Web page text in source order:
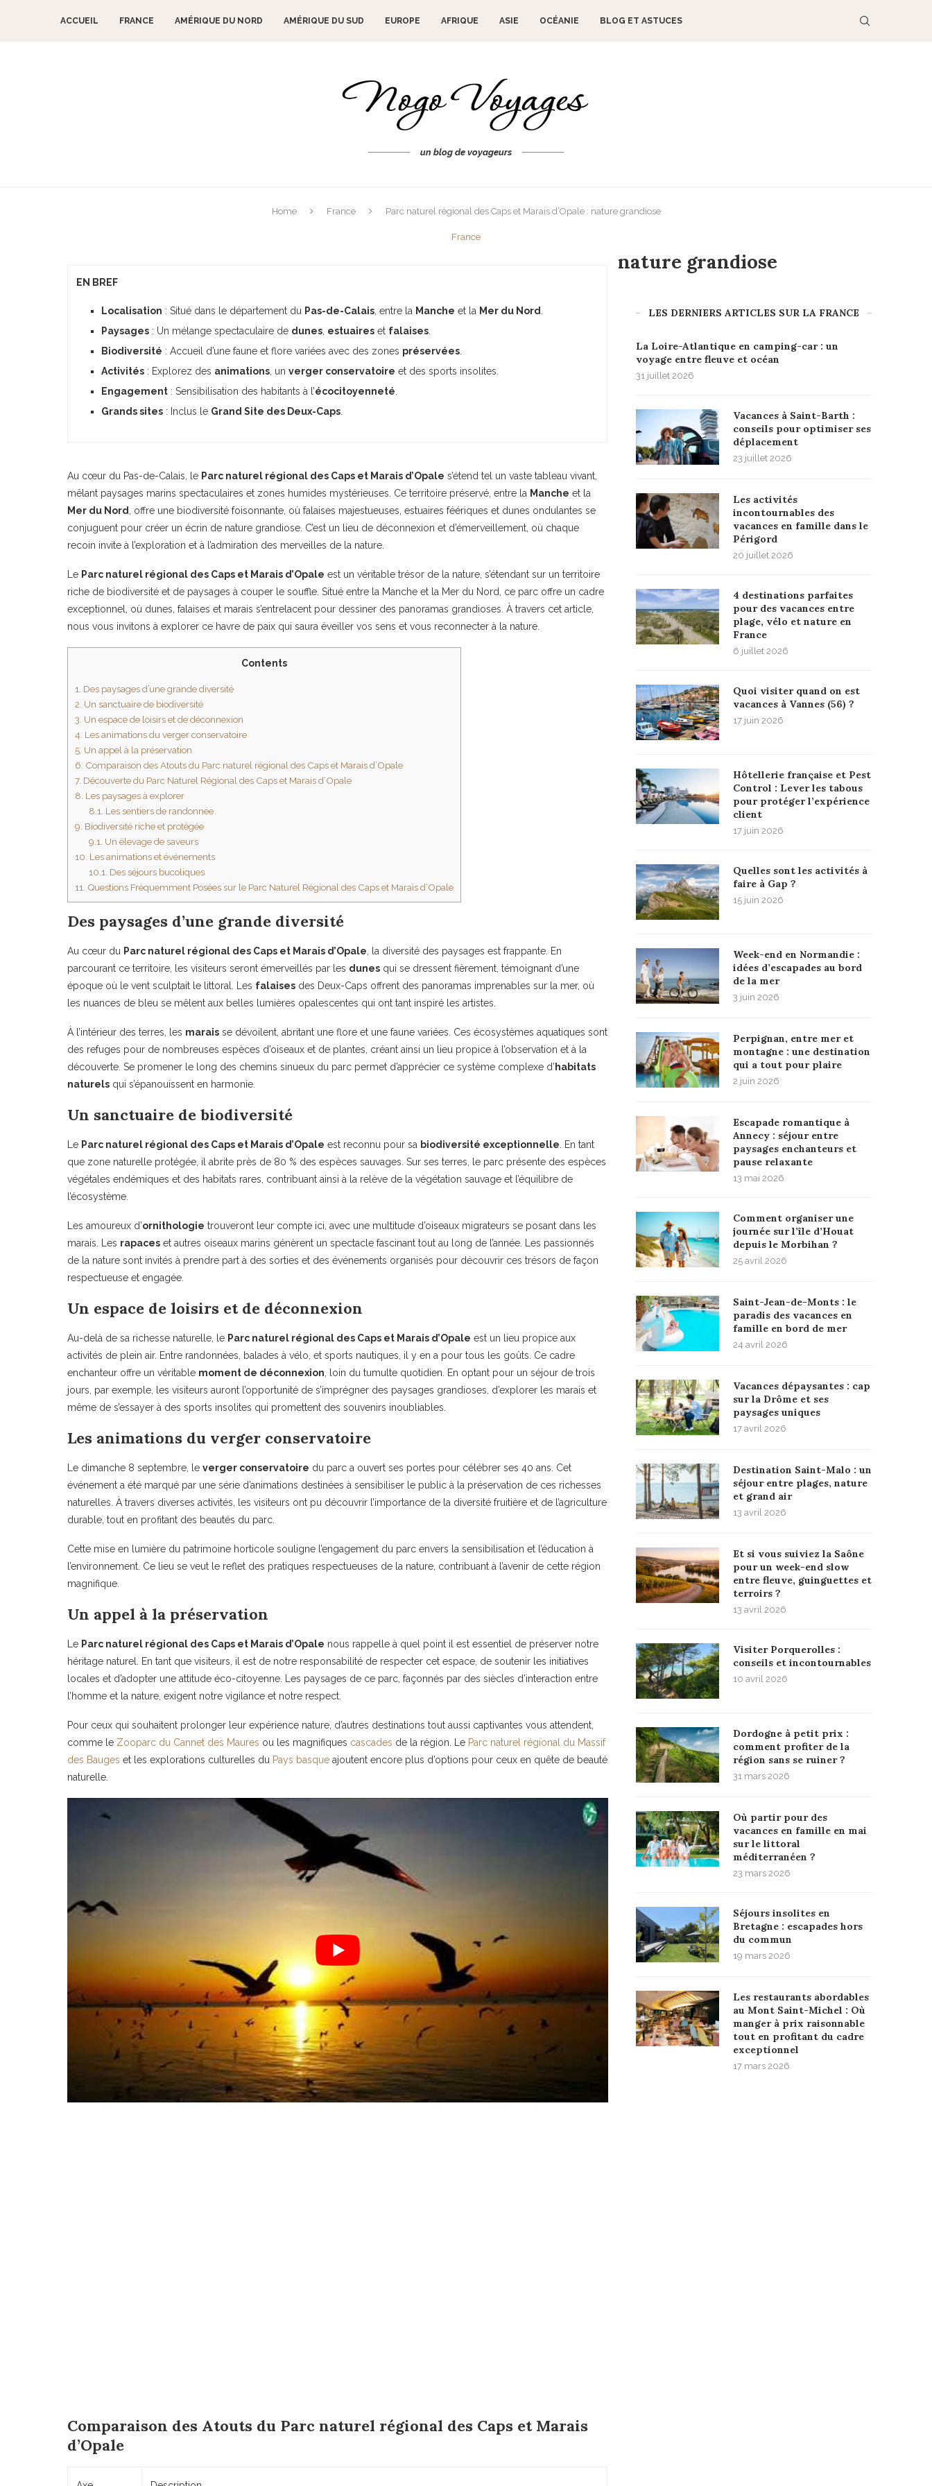
ACCUEIL FRANCE AMÉRIQUE DU NORD AMÉRIQUE DU SUD EUROPE AFRIQUE ASIE OCÉANIE BLOG ET ASTUCES
un blog de voyageurs
Home France Parc naturel régional des Caps et Marais d’Opale : nature grandiose
France
Parc naturel régional des Caps et Marais d’Opale : nature grandiose
EN BREF
Localisation : Situé dans le département du Pas-de-Calais , entre la Manche et la Mer du Nord
Paysages : Un mélange spectaculaire de dunes estuaires et falaises
Biodiversité : Accueil d’une faune et flore variées avec des zones préservées
Activités : Explorez des animations , un verger conservatoire et des sports insolites.
Engagement : Sensibilisation des habitants à l’écocitoyenneté
Grands sites : Inclus le Grand Site des Deux-Caps
Au cœur du Pas-de-Calais, le Parc naturel régional des Caps et Marais d’Opale s’étend tel un vaste tableau vivant,
mêlant paysages marins spectaculaires et zones humides mystérieuses. Ce territoire préservé, entre la Manche et la
Mer du Nord
, offre une biodiversité foisonnante, où falaises majestueuses, estuaires féériques et dunes ondulantes se
conjuguent pour créer un écrin de nature grandiose. C’est un lieu de déconnexion et d’émerveillement, où chaque
recoin invite à l’exploration et à l’admiration des merveilles de la nature.
Le Parc naturel régional des Caps et Marais d’Opale est un véritable trésor de la nature, s’étendant sur un territoire
riche de biodiversité et de paysages à couper le souffle. Situé entre la Manche et la Mer du Nord, ce parc offre un cadre
exceptionnel, où dunes, falaises et marais s’entrelacent pour dessiner des panoramas grandioses. À travers cet article,
nous vous invitons à explorer ce havre de paix qui saura éveiller vos sens et vous reconnecter à la nature.
Contents
1. Des paysages d’une grande diversité
2. Un sanctuaire de biodiversité
3. Un espace de loisirs et de déconnexion
4. Les animations du verger conservatoire
5. Un appel à la préservation
6. Comparaison des Atouts du Parc naturel régional des Caps et Marais d’Opale
7. Découverte du Parc Naturel Régional des Caps et Marais d’Opale
8. Les paysages à explorer
8.1. Les sentiers de randonnée
9. Biodiversité riche et protégée
9.1. Un élevage de saveurs
10. Les animations et événements
10.1. Des séjours bucoliques
11. Questions Fréquemment Posées sur le Parc Naturel Régional des Caps et Marais d’Opale
Des paysages d’une grande diversité
Au cœur du Parc naturel régional des Caps et Marais d’Opale , la diversité des paysages est frappante. En
parcourant ce territoire, les visiteurs seront émerveillés par les dunes qui se dressent fièrement, témoignant d’une
époque où le vent sculptait le littoral. Les falaises des Deux-Caps offrent des panoramas imprenables sur la mer, où
les nuances de bleu se mêlent aux belles lumières opalescentes qui ont tant inspiré les artistes.
À l’intérieur des terres, les marais se dévoilent, abritant une flore et une faune variées. Ces écosystèmes aquatiques sont
des refuges pour de nombreuses espèces d’oiseaux et de plantes, créant ainsi un lieu propice à l’observation et à la
découverte. Se promener le long des chemins sinueux du parc permet d’apprécier ce système complexe d’ habitats
naturels qui s’épanouissent en harmonie.
Un sanctuaire de biodiversité
Le Parc naturel régional des Caps et Marais d’Opale est reconnu pour sa biodiversité exceptionnelle . En tant
que zone naturelle protégée, il abrite près de 80 % des espèces sauvages. Sur ses terres, le parc présente des espèces
végétales endémiques et des habitats rares, contribuant ainsi à la relève de la végétation sauvage et l’équilibre de
l’écosystème.
Les amoureux d’ornithologie trouveront leur compte ici, avec une multitude d’oiseaux migrateurs se posant dans les
marais. Les rapaces et autres oiseaux marins génèrent un spectacle fascinant tout au long de l’année. Les passionnés
de la nature sont invités à prendre part à des sorties et des événements organisés pour découvrir ces trésors de façon
respectueuse et engagée.
Un espace de loisirs et de déconnexion
Au-delà de sa richesse naturelle, le Parc naturel régional des Caps et Marais d’Opale est un lieu propice aux
activités de plein air. Entre randonnées, balades à vélo, et sports nautiques, il y en a pour tous les goûts. Ce cadre
enchanteur offre un véritable moment de déconnexion , loin du tumulte quotidien. En optant pour un séjour de trois
jours, par exemple, les visiteurs auront l’opportunité de s’imprégner des paysages grandioses, d’explorer les marais et
même de s’essayer à des sports insolites qui promettent des souvenirs inoubliables.
Les animations du verger conservatoire
Le dimanche 8 septembre, le verger conservatoire du parc a ouvert ses portes pour célébrer ses 40 ans. Cet
événement a été marqué par une série d’animations destinées à sensibiliser le public à la préservation de ces richesses
naturelles. À travers diverses activités, les visiteurs ont pu découvrir l’importance de la diversité fruitière et de l’agriculture
durable, tout en profitant des beautés du parc.
Cette mise en lumière du patrimoine horticole souligne l’engagement du parc envers la sensibilisation et l’éducation à
l’environnement. Ce lieu se veut le reflet des pratiques respectueuses de la nature, contribuant à l’avenir de cette région
magnifique.
Un appel à la préservation
Le Parc naturel régional des Caps et Marais d’Opale nous rappelle à quel point il est essentiel de préserver notre
héritage naturel. En tant que visiteurs, il est de notre responsabilité de respecter cet espace, de soutenir les initiatives
locales et d’adopter une attitude éco-citoyenne. Les paysages de ce parc, façonnés par des siècles d’interaction entre
l’homme et la nature, exigent notre vigilance et notre respect.
Pour ceux qui souhaitent prolonger leur expérience nature, d’autres destinations tout aussi captivantes vous attendent,
comme le Zooparc du Cannet des Maures ou les magnifiques cascades de la région. Le Parc naturel régional du Massif
des Bauges et les explorations culturelles du Pays basque ajoutent encore plus d’options pour ceux en quête de beauté
naturelle.
Comparaison des Atouts du Parc naturel régional des Caps et Marais
d’Opale
LES DERNIERS ARTICLES SUR LA FRANCE
La Loire-Atlantique en camping-car : un
voyage entre fleuve et océan
31 juillet 2026
Vacances à Saint-Barth :
conseils pour optimiser ses
déplacement
23 juillet 2026
Les activités
incontournables des
vacances en famille dans le
Périgord
20 juillet 2026
4 destinations parfaites
pour des vacances entre
plage, vélo et nature en
France
6 juillet 2026
Quoi visiter quand on est
vacances à Vannes (56) ?
17 juin 2026
Hôtellerie française et Pest
Control : Lever les tabous
pour protéger l’expérience
client
17 juin 2026
Quelles sont les activités à
faire à Gap ?
15 juin 2026
Week-end en Normandie :
idées d’escapades au bord
de la mer
3 juin 2026
Perpignan, entre mer et
montagne : une destination
qui a tout pour plaire
2 juin 2026
Escapade romantique à
Annecy : séjour entre
paysages enchanteurs et
pause relaxante
13 mai 2026
Comment organiser une
journée sur l’île d’Houat
depuis le Morbihan ?
25 avril 2026
Saint-Jean-de-Monts : le
paradis des vacances en
famille en bord de mer
24 avril 2026
Vacances dépaysantes : cap
sur la Drôme et ses
paysages uniques
17 avril 2026
Destination Saint-Malo : un
séjour entre plages, nature
et grand air
13 avril 2026
Et si vous suiviez la Saône
pour un week-end slow
entre fleuve, guinguettes et
terroirs ?
13 avril 2026
Visiter Porquerolles :
conseils et incontournables
10 avril 2026
Dordogne à petit prix :
comment profiter de la
région sans se ruiner ?
31 mars 2026
Où partir pour des
vacances en famille en mai
sur le littoral
méditerranéen ?
23 mars 2026
Séjours insolites en
Bretagne : escapades hors
du commun
19 mars 2026
Les restaurants abordables
au Mont Saint-Michel : Où
manger à prix raisonnable
tout en profitant du cadre
exceptionnel
17 mars 2026